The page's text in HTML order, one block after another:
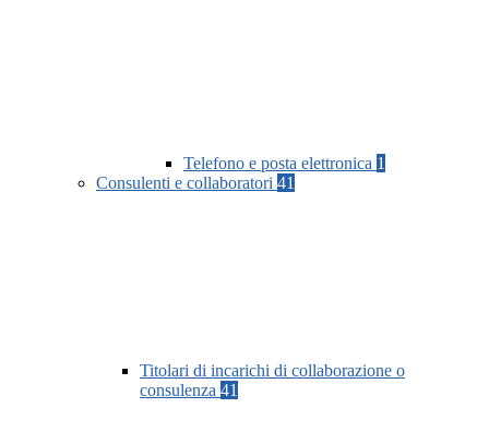
Telefono e posta elettronica 1
Consulenti e collaboratori 41
Titolari di incarichi di collaborazione o
consulenza 41